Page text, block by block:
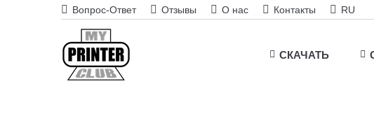
Вопрос-Ответ Отзывы О нас Контакты RU
СКАЧАТЬ